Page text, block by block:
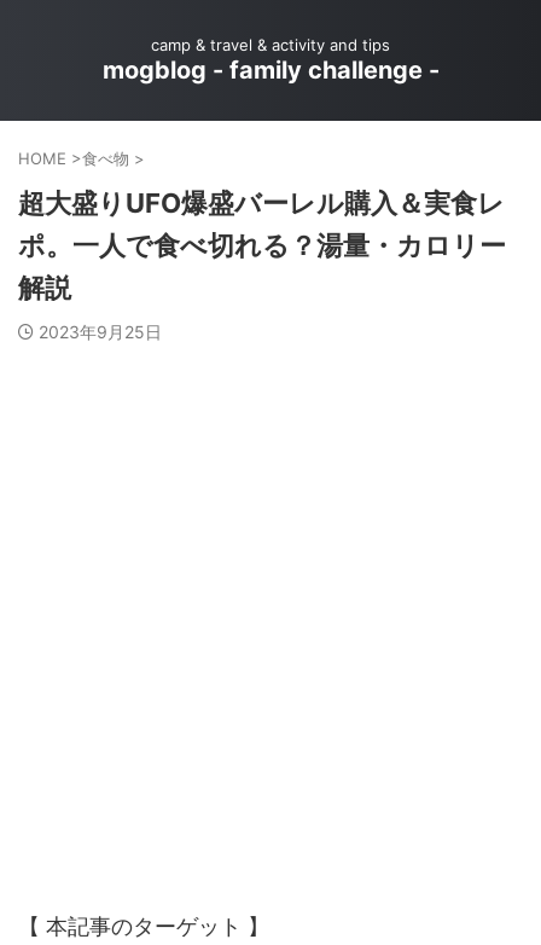
camp & travel & activity and tips
mogblog - family challenge -
HOME >食べ物 >
超大盛りUFO爆盛バーレル購入＆実食レ
ポ。一人で食べ切れる？湯量・カロリー
解説
2023年9月25日
【 本記事のターゲット 】